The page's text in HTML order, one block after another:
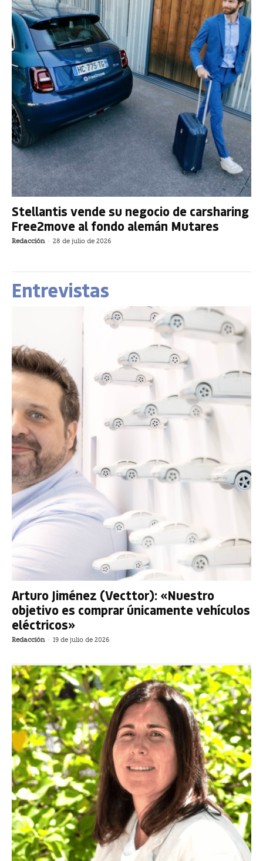
Stellantis vende su negocio de carsharing
Free2move al fondo alemán Mutares
Redacción - 28 de julio de 2026
Entrevistas
Arturo Jiménez (Vecttor): «Nuestro
objetivo es comprar únicamente vehículos
eléctricos»
Redacción - 19 de julio de 2026